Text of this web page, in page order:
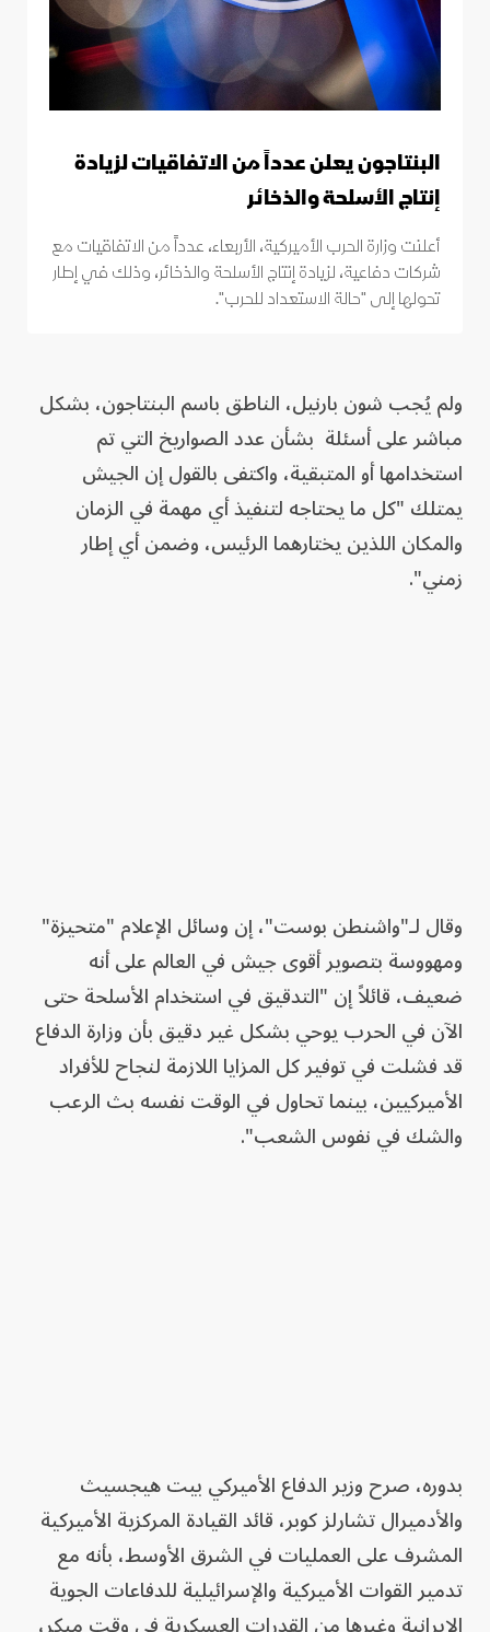
البنتاجون يعلن عدداً من الاتفاقيات لزيادة
إنتاج الأسلحة والذخائر
أعلنت وزارة الحرب الأميركية، الأربعاء، عدداً من الاتفاقيات مع
شركات دفاعية، لزيادة إنتاج الأسلحة والذخائر، وذلك في إطار
تحولها إلى "حالة الاستعداد للحرب".
ولم يُجب شون بارنيل، الناطق باسم البنتاجون، بشكل
مباشر على أسئلة بشأن عدد الصواريخ التي تم
استخدامها أو المتبقية، واكتفى بالقول إن الجيش
يمتلك "كل ما يحتاجه لتنفيذ أي مهمة في الزمان
والمكان اللذين يختارهما الرئيس، وضمن أي إطار
زمني".
وقال لـ"واشنطن بوست"، إن وسائل الإعلام "متحيزة"
ومهووسة بتصوير أقوى جيش في العالم على أنه
ضعيف، قائلاً إن "التدقيق في استخدام الأسلحة حتى
الآن في الحرب يوحي بشكل غير دقيق بأن وزارة الدفاع
قد فشلت في توفير كل المزايا اللازمة لنجاح للأفراد
الأميركيين، بينما تحاول في الوقت نفسه بث الرعب
والشك في نفوس الشعب".
بدوره، صرح وزير الدفاع الأميركي بيت هيجسيث
والأدميرال تشارلز كوبر، قائد القيادة المركزية الأميركية
المشرف على العمليات في الشرق الأوسط، بأنه مع
تدمير القوات الأميركية والإسرائيلية للدفاعات الجوية